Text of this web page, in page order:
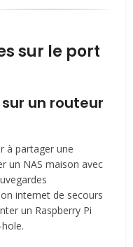
sur le port
un routeur
à partager une
un NAS maison avec
internet de secours
un Raspberry Pi